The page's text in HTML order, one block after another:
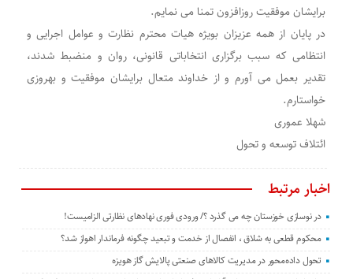
برایشان موفقیت روزافزون تمنا می نمایم.
در پایان از همه عزیزان بویژه هیات محترم نظارت و عوامل اجرایی و
انتظامی که سبب برگزاری انتخاباتی قانونی، روان و منضبط شدند،
تقدیر بعمل می آورم و از خداوند متعال برایشان موفقیت و بهروزی
خواستارم.
شهلا عموری
ائتلاف توسعه و تحول
اخبار مرتبط
در نوسازی خوزستان چه می گذرد ؟/ ورودی فوری نهادهای نظارتی الزامیست!
محکوم قطعی به شلاق ، انفصال از خدمت و تبعید چگونه فرماندار اهواز شد؟
تحول داده‌محور در مدیریت کالاهای صنعتی پالایش گاز هویزه